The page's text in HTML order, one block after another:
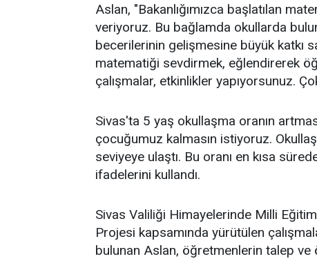
Aslan, "Bakanlığımızca başlatılan
veriyoruz. Bu bağlamda okullarda
becerilerinin gelişmesine büyük katkı
matematiği sevdirmek, eğlendirerek
çalışmalar, etkinlikler yapıyorsunuz.
Sivas'ta 5 yaş okullaşma oranın
çocuğumuz kalmasın istiyoruz.
seviyeye ulaştı. Bu oranı en kısa
ifadelerini kullandı.
Sivas Valiliği Himayelerinde Milli
Projesi kapsamında yürütülen
bulunan Aslan, öğretmenlerin talep ve